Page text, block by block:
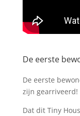
De eerste
De eerste
zijn gearriveerd!
Dat dit Tiny